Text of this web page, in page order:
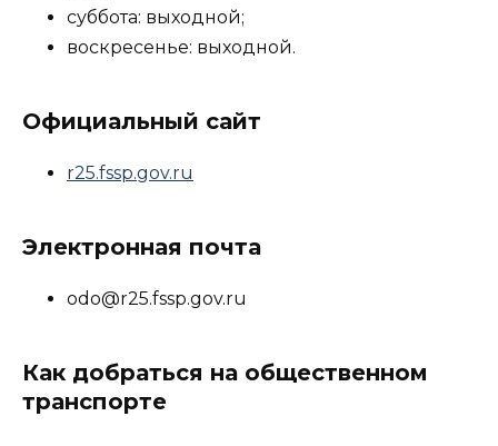
суббота: выходной;
воскресенье: выходной.
Официальный сайт
r25.fssp.gov.ru
Электронная почта
odo@r25.fssp.gov.ru
Как добраться на общественном
транспорте